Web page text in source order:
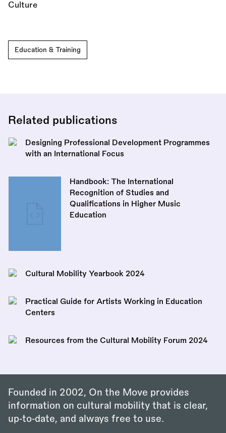
Culture
Education & Training
Related publications
Designing Professional Development Programmes
with an International Focus
Handbook: The International
Recognition of Studies and
Qualifications in Higher Music
Education
Cultural Mobility Yearbook 2024
Practical Guide for Artists Working in Education
Centers
Resources from the Cultural Mobility Forum 2024
Founded in 2002, On the Move provides
information on cultural mobility that is clear,
up‑to‑date, and always free to use.